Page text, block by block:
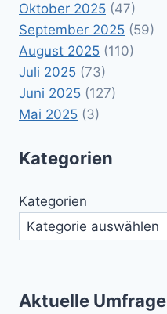
Oktober 2025 (47)
September 2025 (59)
August 2025 (110)
Juli 2025 (73)
Juni 2025 (127)
Mai 2025 (3)
Kategorien
Kategorien
Aktuelle Umfrage